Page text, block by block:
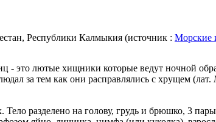
Республики Калмыкия (источник : Морские
- это лютые хищники которые ведут ночной
за тем как они расправлялись с хрущем (лат.
Тело разделено на голову, грудь и брюшко, 3